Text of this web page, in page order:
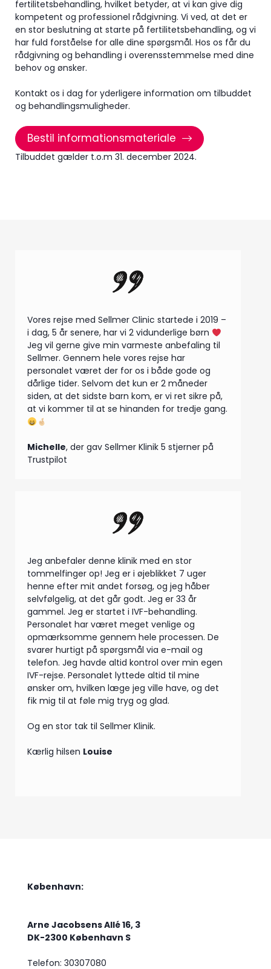
fertilitetsbehandling, hvilket betyder, at vi kan give dig
kompetent og professionel rådgivning. Vi ved, at det er
en stor beslutning at starte på fertilitetsbehandling, og vi
har fuld forståelse for alle dine spørgsmål. Hos os får du
rådgivning og behandling i overensstemmelse med dine
behov og ønsker.
Kontakt os i dag for yderligere information om tilbuddet
og behandlingsmuligheder.
Bestil informationsmateriale
Tilbuddet gælder t.o.m 31. december 2024.
Vores rejse med Sellmer Clinic startede i 2019 –
i dag, 5 år senere, har vi 2 vidunderlige børn
Jeg vil gerne give min varmeste anbefaling til
Sellmer. Gennem hele vores rejse har
personalet været der for os i både gode og
dårlige tider. Selvom det kun er 2 måneder
siden, at det sidste barn kom, er vi ret sikre på,
at vi kommer til at se hinanden for tredje gang.
Michelle, der gav Sellmer Klinik 5 stjerner på
Trustpilot
Jeg anbefaler denne klinik med en stor
tommelfinger op! Jeg er i øjeblikket 7 uger
henne efter mit andet forsøg, og jeg håber
selvfølgelig, at det går godt. Jeg er 33 år
gammel. Jeg er startet i IVF-behandling.
Personalet har været meget venlige og
opmærksomme gennem hele processen. De
svarer hurtigt på spørgsmål via e-mail og
telefon. Jeg havde altid kontrol over min egen
IVF-rejse. Personalet lyttede altid til mine
ønsker om, hvilken læge jeg ville have, og det
fik mig til at føle mig tryg og glad.
Og en stor tak til Sellmer Klinik.
Kærlig hilsen Louise
København:
Arne Jacobsens Allé 16, 3
DK-2300 København S
Telefon: 30307080